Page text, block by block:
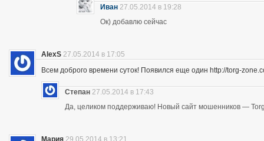
Иван 27.05.2014 в 19:28
Ок) добавлю сейчас
AlexS 27.05.2014 в 17:05
Всем доброго времени суток! Появился еще один http://torg-
Степан 27.05.2014 в 17:43
Да, целиком поддерживаю! Новый сайт мошенников —
Мария 29.05.2014 в 13:21